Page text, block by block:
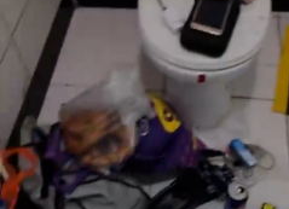
Konya'da 15
bulunan
dedirtti. 29
caminin